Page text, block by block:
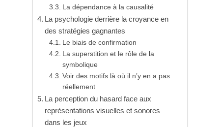
La dépendance à la causalité
La psychologie derrière la croyance en
des stratégies gagnantes
Le biais de confirmation
La superstition et le rôle de la
symbolique
Voir des motifs là où il n’y en a pas
réellement
La perception du hasard face aux
représentations visuelles et sonores
dans les jeux